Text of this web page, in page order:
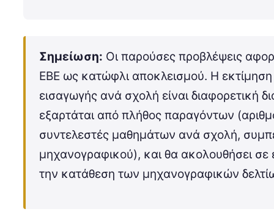
Σημείωση: Οι παρούσες προβλέψεις
ΕΒΕ ως κατώφλι αποκλεισμού. Η
εισαγωγής ανά σχολή είναι διαφορετική
εξαρτάται από πλήθος παραγόντων
συντελεστές μαθημάτων ανά σχολή,
μηχανογραφικού), και θα ακολουθήσει
την κατάθεση των μηχανογραφικών